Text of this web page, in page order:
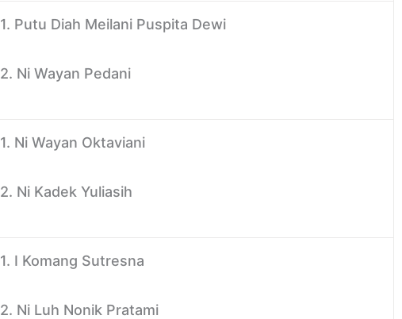
1. Putu Diah Meilani Puspita Dewi
2. Ni Wayan Pedani
1. Ni Wayan Oktaviani
2. Ni Kadek Yuliasih
1. I Komang Sutresna
2. Ni Luh Nonik Pratami